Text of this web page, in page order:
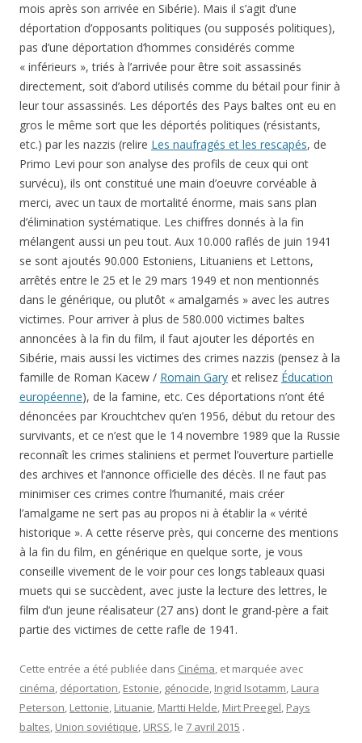
mois après son arrivée en Sibérie). Mais il s’agit d’une
déportation d’opposants politiques (ou supposés politiques),
pas d’une déportation d’hommes considérés comme
« inférieurs », triés à l’arrivée pour être soit assassinés
directement, soit d’abord utilisés comme du bétail pour finir à
leur tour assassinés. Les déportés des Pays baltes ont eu en
gros le même sort que les déportés politiques (résistants,
etc.) par les nazzis (relire Les naufragés et les rescapés, de
Primo Levi pour son analyse des profils de ceux qui ont
survécu), ils ont constitué une main d’oeuvre corvéable à
merci, avec un taux de mortalité énorme, mais sans plan
d’élimination systématique. Les chiffres donnés à la fin
mélangent aussi un peu tout. Aux 10.000 raflés de juin 1941
se sont ajoutés 90.000 Estoniens, Lituaniens et Lettons,
arrêtés entre le 25 et le 29 mars 1949 et non mentionnés
dans le générique, ou plutôt « amalgamés » avec les autres
victimes. Pour arriver à plus de 580.000 victimes baltes
annoncées à la fin du film, il faut ajouter les déportés en
Sibérie, mais aussi les victimes des crimes nazzis (pensez à la
famille de Roman Kacew / Romain Gary et relisez Éducation
européenne), de la famine, etc. Ces déportations n’ont été
dénoncées par Krouchtchev qu’en 1956, début du retour des
survivants, et ce n’est que le 14 novembre 1989 que la Russie
reconnaît les crimes staliniens et permet l’ouverture partielle
des archives et l’annonce officielle des décès. Il ne faut pas
minimiser ces crimes contre l’humanité, mais créer
l’amalgame ne sert pas au propos ni à établir la « vérité
historique ». A cette réserve près, qui concerne des mentions
à la fin du film, en générique en quelque sorte, je vous
conseille vivement de le voir pour ces longs tableaux quasi
muets qui se succèdent, avec juste la lecture des lettres, le
film d’un jeune réalisateur (27 ans) dont le grand-père a fait
partie des victimes de cette rafle de 1941.
Cette entrée a été publiée dans Cinéma, et marquée avec
cinéma, déportation, Estonie, génocide, Ingrid Isotamm, Laura
Peterson, Lettonie, Lituanie, Martti Helde, Mirt Preegel, Pays
baltes, Union soviétique, URSS, le 7 avril 2015 .